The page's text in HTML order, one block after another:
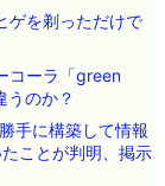
ゲを剃っただけで
コーラ「green
うのか？
手に構築して情報
ことが判明、掲示